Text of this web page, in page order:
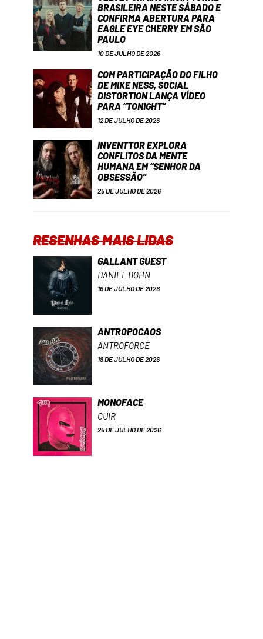
BRASILEIRA NESTE SÁBADO E
CONFIRMA ABERTURA PARA
EAGLE EYE CHERRY EM SÃO
PAULO
10 DE JULHO DE 2026
COM PARTICIPAÇÃO DO FILHO
DE MIKE NESS, SOCIAL
DISTORTION LANÇA VÍDEO
PARA “TONIGHT”
12 DE JULHO DE 2026
INVENTTOR EXPLORA
CONFLITOS DA MENTE
HUMANA EM “SENHOR DA
OBSESSÃO”
25 DE JULHO DE 2026
RESENHAS MAIS LIDAS
GALLANT GUEST
DANIEL BOHN
16 DE JULHO DE 2026
ANTROPOCAOS
ANTROFORCE
18 DE JULHO DE 2026
MONOFACE
CUIR
25 DE JULHO DE 2026